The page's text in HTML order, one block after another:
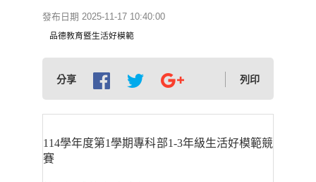
發布日期 2025-11-17 10:40:00
品德教育暨生活好模範
分享 列印
114學年度第1學期專科部1-3年級生活好模範競
賽